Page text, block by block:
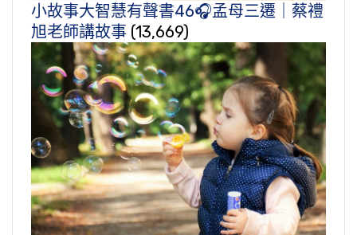
小故事大智慧有聲書46🎧孟母三遷｜蔡禮
旭老師講故事 (13,669)